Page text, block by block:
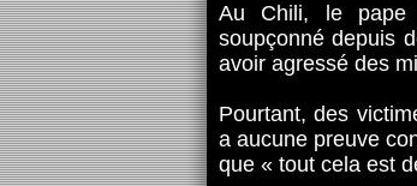
Au Chili, le pape
soupçonné depuis
avoir agressé des
Pourtant, des
a aucune preuve
que « tout cela est